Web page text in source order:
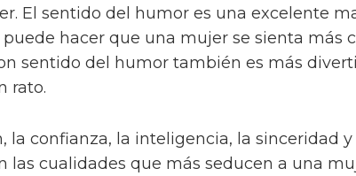
El sentido del humor es una excelente
hacer que una mujer se sienta más
sentido del humor también es más
rato.
la confianza, la inteligencia, la sinceridad
las cualidades que más seducen a una